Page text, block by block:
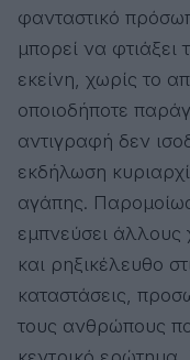
φανταστικό
μπορεί να φτιάξει
εκείνη, χωρίς το
οποιοδήποτε
αντιγραφή δεν
εκδήλωση
αγάπης.
εμπνεύσει άλλους
και ρηξικέλευθο
καταστάσεις,
τους ανθρώπους